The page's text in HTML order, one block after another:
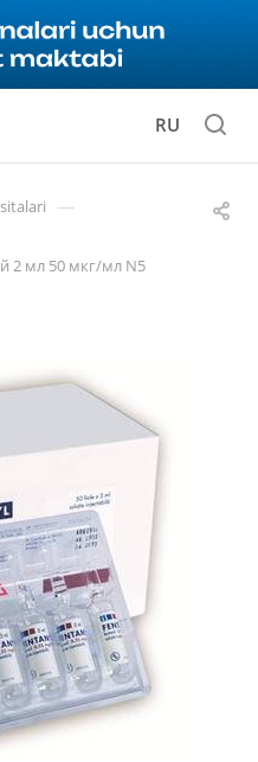
RU
—
2 мл 50 мкг/мл N5